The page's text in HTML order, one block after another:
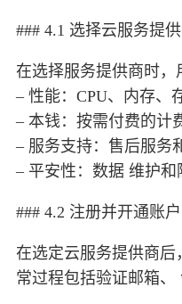
### 4.1 选择云服务提
在选择服务提供商时，
– 性能：CPU、内存、
– 本钱：按需付费的计
– 服务支持：售后服务
– 平安性：数据 维护和
### 4.2 注册并开通账户
在选定云服务提供商
常过程包括验证邮箱、